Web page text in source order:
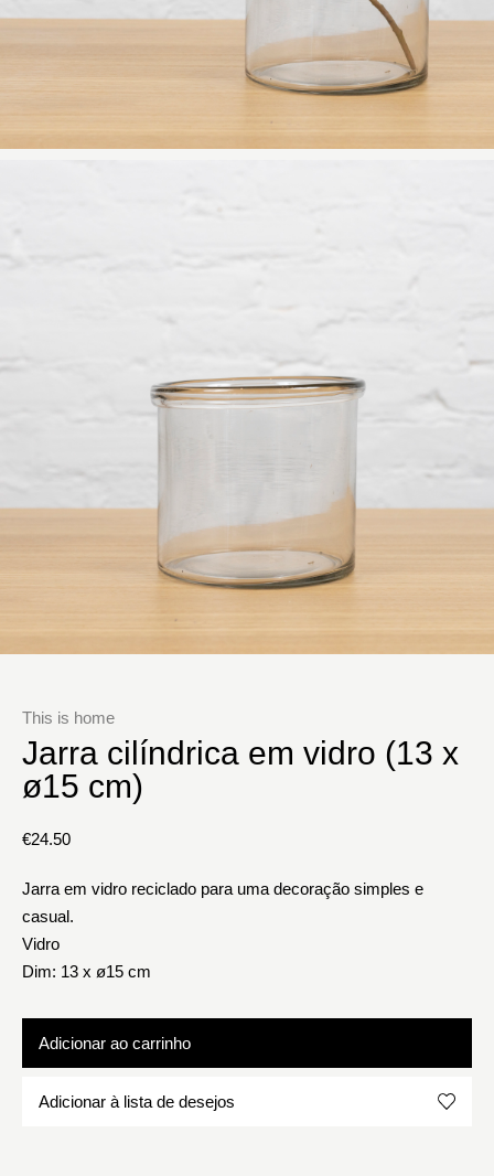
This is home
Jarra cilíndrica em vidro (13 x
ø15 cm)
€24.50
Jarra em vidro reciclado para uma decoração simples e
casual.
Vidro
Dim: 13 x ø15 cm
Adicionar ao carrinho
Adicionar à lista de desejos